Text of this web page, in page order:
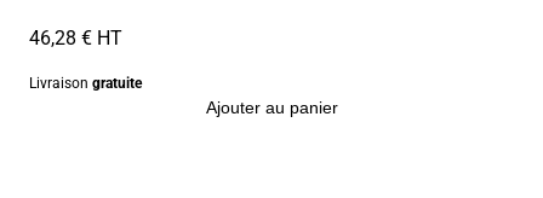
46,28 € HT
Livraison gratuite
Ajouter au panier